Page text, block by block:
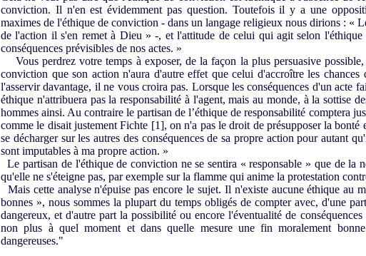
conviction. Il n'en est évidemment pas question. Toutefois il y a une
maximes de l'éthique de conviction - dans un langage religieux nous dirions : «
de l'action il s'en remet à Dieu » -, et l'attitude de celui qui agit selon
conséquences prévisibles de nos actes. »
Vous perdrez votre temps à exposer, de la façon la plus persuasive
conviction que son action n'aura d'autre effet que celui d'accroître les chances
l'asservir davantage, il ne vous croira pas. Lorsque les conséquences d'un acte
éthique n'attribuera pas la responsabilité à l'agent, mais au monde, à la sottise
hommes ainsi. Au contraire le partisan de l’éthique de responsabilité comptera
comme le disait justement Fichte [1], on n'a pas le droit de présupposer la
se décharger sur les autres des conséquences de sa propre action pour autant
sont imputables à ma propre action. »
Le partisan de l'éthique de conviction ne se sentira « responsable » que de la
qu'elle ne s'éteigne pas, par exemple sur la flamme qui anime la protestation
Mais cette analyse n'épuise pas encore le sujet. Il n'existe aucune éthique au
bonnes », nous sommes la plupart du temps obligés de compter avec, d'une
dangereux, et d'autre part la possibilité ou encore l'éventualité de
non plus à quel moment et dans quelle mesure une fin moralement
dangereuses."